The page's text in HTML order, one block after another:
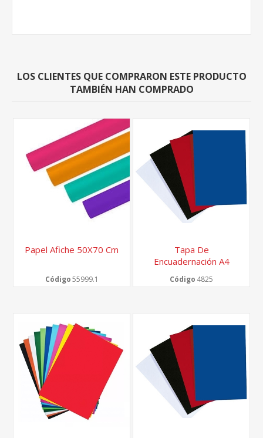
LOS CLIENTES QUE COMPRARON ESTE PRODUCTO
TAMBIÉN HAN COMPRADO
Papel Afiche 50X70 Cm
Código55999.1
Tapa De
Encuadernación A4
Código 4825